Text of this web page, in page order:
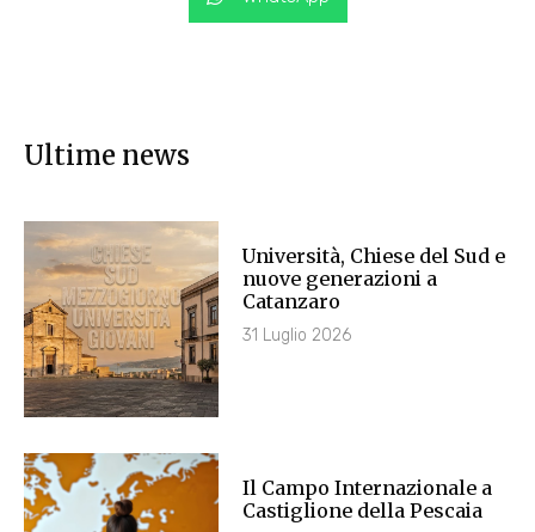
Ultime news
Università, Chiese del Sud e
nuove generazioni a
Catanzaro
31 Luglio 2026
Il Campo Internazionale a
Castiglione della Pescaia